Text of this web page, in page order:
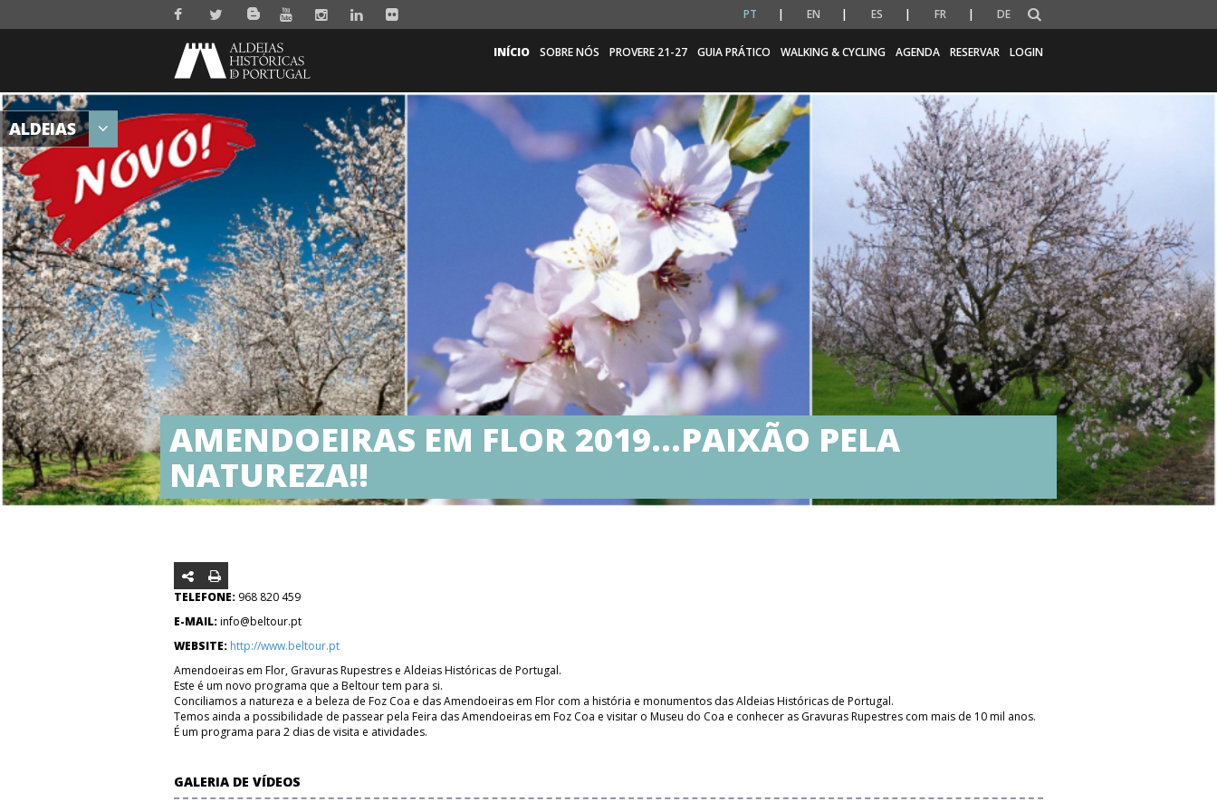
PT EN ES FR DE
INÍCIO SOBRE NÓS PROVERE 21-27 GUIA PRÁTICO WALKING & CYCLING AGENDA RESERVAR LOGIN
ALDEIAS
AMENDOEIRAS EM FLOR 2019…PAIXÃO PELA
NATUREZA!!
TELEFONE: 968 820 459
E-MAIL:info@beltour.pt
WEBSITE: http://www.beltour.pt
Amendoeiras em Flor, Gravuras Rupestres e Aldeias Históricas de Portugal.
Este é um novo programa que a Beltour tem para si.
Conciliamos a natureza e a beleza de Foz Coa e das Amendoeiras em Flor com a história e monumentos das Aldeias Históricas de Portugal.
Temos ainda a possibilidade de passear pela Feira das Amendoeiras em Foz Coa e visitar o Museu do Coa e conhecer as Gravuras Rupestres com mais de 10 mil anos.
É um programa para 2 dias de visita e atividades.
GALERIA DE VÍDEOS